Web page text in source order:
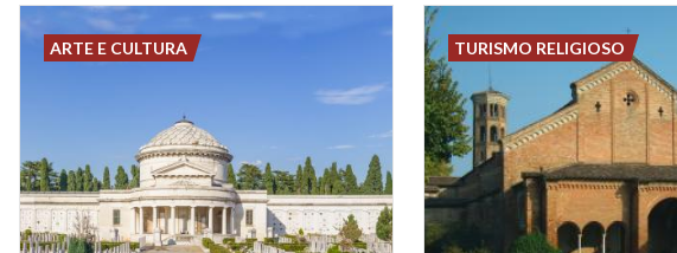
ARTE E CULTURA TURISMO RELIGIOSO